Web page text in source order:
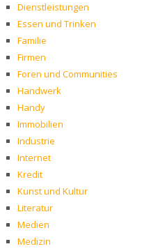
Dienstleistungen
Essen und Trinken
Familie
Firmen
Foren und Communities
Handwerk
Handy
Immobilien
Industrie
Internet
Kredit
Kunst und Kultur
Literatur
Medien
Medizin